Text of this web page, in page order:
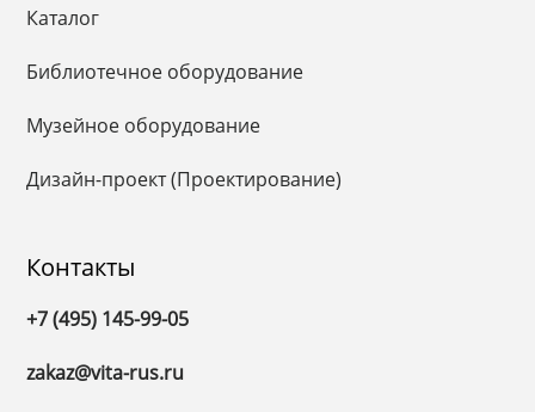
Каталог
Библиотечное оборудование
Музейное оборудование
Дизайн-проект (Проектирование)
Контакты
+7 (495) 145-99-05
zakaz@vita-rus.ru